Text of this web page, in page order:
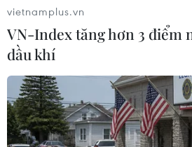
vietnamplus.vn
VN-Index tăng hơn 3 điểm
dầu khí